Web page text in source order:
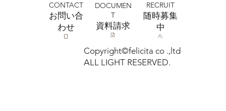
Copyright©felicita co .,ltd
ALL LIGHT RESERVED.
CONTACT
お問い合
わせ
DOCUMEN
T
​資料請求
RECRUIT
​随時募集
中